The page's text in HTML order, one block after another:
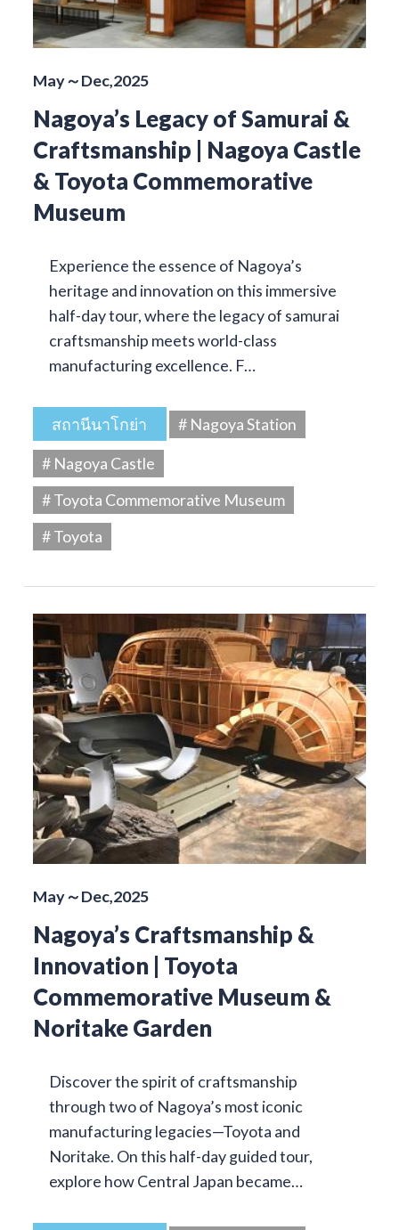
May～Dec,2025
Nagoya’s Legacy of Samurai &
Craftsmanship | Nagoya Castle
& Toyota Commemorative
Museum
Experience the essence of Nagoya’s
heritage and innovation on this immersive
half-day tour, where the legacy of samurai
craftsmanship meets world-class
manufacturing excellence. F…
สถานีนาโกย่า
# Nagoya Station
# Nagoya Castle
# Toyota Commemorative Museum
# Toyota
May～Dec,2025
Nagoya’s Craftsmanship &
Innovation | Toyota
Commemorative Museum &
Noritake Garden
Discover the spirit of craftsmanship
through two of Nagoya’s most iconic
manufacturing legacies—Toyota and
Noritake. On this half-day guided tour,
explore how Central Japan became…